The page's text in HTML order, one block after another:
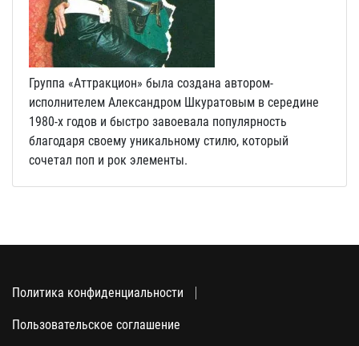
Группа «Аттракцион» была создана автором-
исполнителем Александром Шкуратовым в середине
1980-х годов и быстро завоевала популярность
благодаря своему уникальному стилю, который
сочетал поп и рок элементы.
Политика конфиденциальности
Пользовательское соглашение